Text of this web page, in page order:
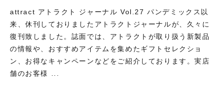
attract アトラクト ジャーナル Vol.27 パンデミックス以
来、休刊しておりましたアトラクトジャーナルが、久々に
復刊致しました。誌面では、アトラクトが取り扱う新製品
の情報や、おすすめアイテムを集めたギフトセレクショ
ン、お得なキャンペーンなどをご紹介しております。実店
舗のお客様 ...